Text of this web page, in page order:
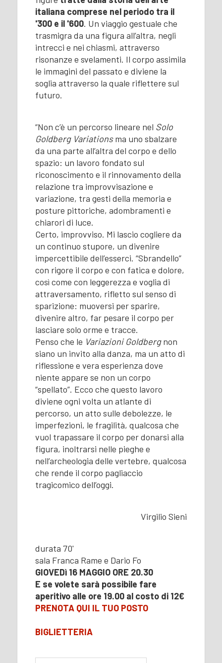
italiana comprese nel periodo tra il
'300 e il '600. Un viaggio gestuale che
trasmigra da una figura all’altra, negli
intrecci e nei chiasmi, attraverso
risonanze e svelamenti. Il corpo assimila
le immagini del passato e diviene la
soglia attraverso la quale riflettere sul
futuro.
“Non c’è un percorso lineare nel Solo
Goldberg Variationsma uno sbalzare
da una parte all’altra del corpo e dello
spazio: un lavoro fondato sul
riconoscimento e il rinnovamento della
relazione tra improvvisazione e
variazione, tra gesti della memoria e
posture pittoriche, adombramenti e
chiarori di luce.
Certo, improvviso. Mi lascio cogliere da
un continuo stupore, un divenire
impercettibile dell’esserci. “Sbrandello”
con rigore il corpo e con fatica e dolore,
così come con leggerezza e voglia di
attraversamento, rifletto sul senso di
sparizione: muoversi per sparire,
divenire altro, far pesare il corpo per
lasciare solo orme e tracce.
Penso che le Variazioni Goldbergnon
siano un invito alla danza, ma un atto di
riflessione e vera esperienza dove
niente appare se non un corpo
“spellato”. Ecco che questo lavoro
diviene ogni volta un atlante di
percorso, un atto sulle debolezze, le
imperfezioni, le fragilità, qualcosa che
vuol trapassare il corpo per donarsi alla
figura, inoltrarsi nelle pieghe e
nell’archeologia delle vertebre, qualcosa
che rende il corpo pagliaccio
tragicomico dell’oggi.
Virgilio Sieni
durata 70'
sala Franca Rame e Dario Fo
GIOVEDì 16 MAGGIO ORE 20.30
E se volete sarà possibile fare
aperitivo alle ore 19.00 al costo di 12€
PRENOTA QUI IL TUO POSTO
BIGLIETTERIA